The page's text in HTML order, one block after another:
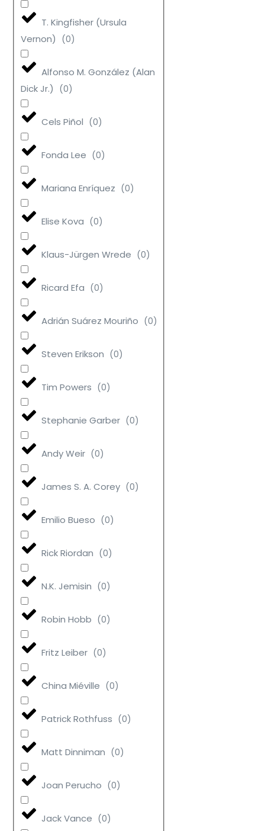
T. Kingfisher (Ursula
Vernon) (0)
Alfonso M. González (Alan
Dick Jr.) (0)
Cels Piñol (0)
Fonda Lee (0)
Mariana Enríquez (0)
Elise Kova (0)
Klaus-Jürgen Wrede (0)
Ricard Efa (0)
Adrián Suárez Mouriño (0)
Steven Erikson (0)
Tim Powers (0)
Stephanie Garber (0)
Andy Weir (0)
James S. A. Corey (0)
Emilio Bueso (0)
Rick Riordan (0)
N.K. Jemisin (0)
Robin Hobb (0)
Fritz Leiber (0)
China Miéville (0)
Patrick Rothfuss (0)
Matt Dinniman (0)
Joan Perucho (0)
Jack Vance (0)